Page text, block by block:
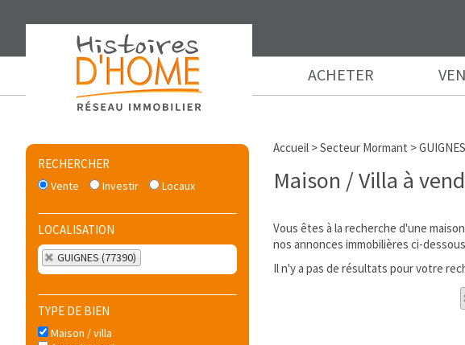
ACHETER
RECHERCHER
Vente Investir Locaux
LOCALISATION
GUIGNES (77390)
TYPE DE BIEN
Maison / villa
Accueil >Secteur Mormant >GUIGNES
Maison / Villa à
Vous êtes à la recherche d'une
nos annonces immobilières ci-
Il n'y a pas de résultats pour votre